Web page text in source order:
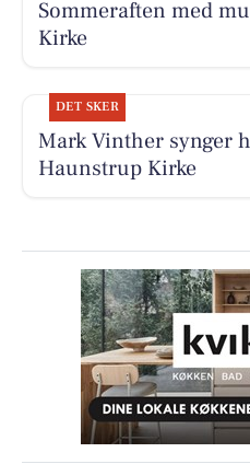
Sommeraften med
Kirke
DET SKER
Mark Vinther synger
Haunstrup Kirke